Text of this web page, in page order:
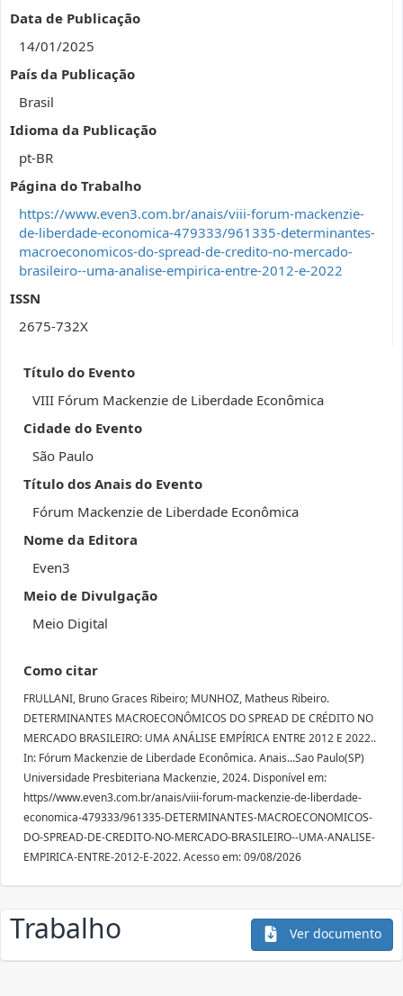
Data de Publicação
14/01/2025
País da Publicação
Brasil
Idioma da Publicação
pt-BR
Página do Trabalho
https://www.even3.com.br/anais/viii-forum-mackenzie-
de-liberdade-economica-479333/961335-determinantes-
macroeconomicos-do-spread-de-credito-no-mercado-
brasileiro--uma-analise-empirica-entre-2012-e-2022
ISSN
2675-732X
Título do Evento
VIII Fórum Mackenzie de Liberdade Econômica
Cidade do Evento
São Paulo
Título dos Anais do Evento
Fórum Mackenzie de Liberdade Econômica
Nome da Editora
Even3
Meio de Divulgação
Meio Digital
Como citar
FRULLANI, Bruno Graces Ribeiro; MUNHOZ, Matheus Ribeiro.
DETERMINANTES MACROECONÔMICOS DO SPREAD DE CRÉDITO NO
MERCADO BRASILEIRO: UMA ANÁLISE EMPÍRICA ENTRE 2012 E 2022..
In: Fórum Mackenzie de Liberdade Econômica. Anais...Sao Paulo(SP)
Universidade Presbiteriana Mackenzie, 2024. Disponível em:
https//www.even3.com.br/anais/viii-forum-mackenzie-de-liberdade-
economica-479333/961335-DETERMINANTES-MACROECONOMICOS-
DO-SPREAD-DE-CREDITO-NO-MERCADO-BRASILEIRO--UMA-ANALISE-
EMPIRICA-ENTRE-2012-E-2022. Acesso em: 09/08/2026
Trabalho Ver documento